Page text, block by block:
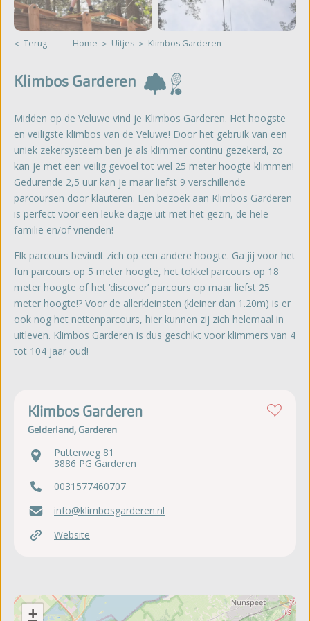
Terug Home Uitjes Klimbos Garderen
Klimbos Garderen
Midden op de Veluwe vind je Klimbos Garderen. Het hoogste
en veiligste klimbos van de Veluwe! Door het gebruik van een
uniek zekersysteem ben je als klimmer continu gezekerd, zo
kan je met een veilig gevoel tot wel 25 meter hoogte klimmen!
Gedurende 2,5 uur kan je maar liefst 9 verschillende
parcoursen door klauteren. Een bezoek aan Klimbos Garderen
is perfect voor een leuke dagje uit met het gezin, de hele
familie en/of vrienden!
Elk parcours bevindt zich op een andere hoogte. Ga jij voor het
fun parcours op 5 meter hoogte, het tokkel parcours op 18
meter hoogte of het ‘discover’ parcours op maar liefst 25
meter hoogte!? Voor de allerkleinsten (kleiner dan 1.20m) is er
ook nog het nettenparcours, hier kunnen zij zich helemaal in
uitleven. Klimbos Garderen is dus geschikt voor klimmers van 4
tot 104 jaar oud!
Klimbos Garderen
Gelderland, Garderen
Putterweg 81
3886 PG Garderen
0031577460707
info@klimbosgarderen.nl
Website
+